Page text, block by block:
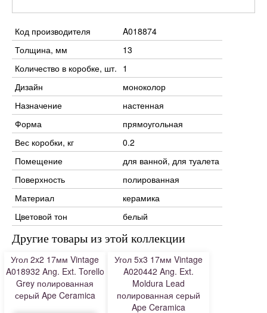
Код производителя
A018874
Толщина, мм
13
Количество в коробке, шт. 1
Дизайн
моноколор
Назначение
настенная
Форма
прямоугольная
Вес коробки, кг
0.2
Помещение
для ванной, для туалета
Поверхность
полированная
Материал
керамика
Цветовой тон
белый
Другие товары из этой коллекции
Угол 2x2 17мм Vintage
A018932 Ang. Ext. Torello
Grey полированная
серый Ape Ceramica
Угол 5x3 17мм Vintage
A020442 Ang. Ext.
Moldura Lead
полированная серый
Ape Ceramica